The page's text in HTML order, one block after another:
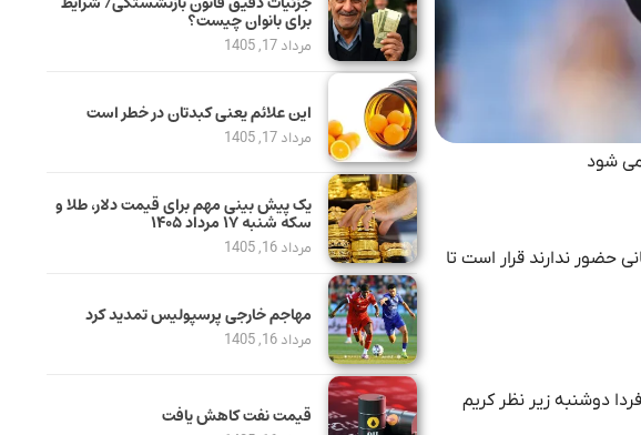
می شود
حضور ندارند قرار است تا
دوشنبه زیر نظر کریم
برای بانوان چیست؟
مرداد 17, 1405
این علائم یعنی کبدتان در خطر است
مرداد 17, 1405
یک پیش ‌بینی مهم برای قیمت دلار، طلا و
سکه شنبه ۱۷ مرداد ۱۴۰۵
مرداد 16, 1405
مهاجم خارجی پرسپولیس تمدید کرد
مرداد 16, 1405
قیمت نفت کاهش یافت